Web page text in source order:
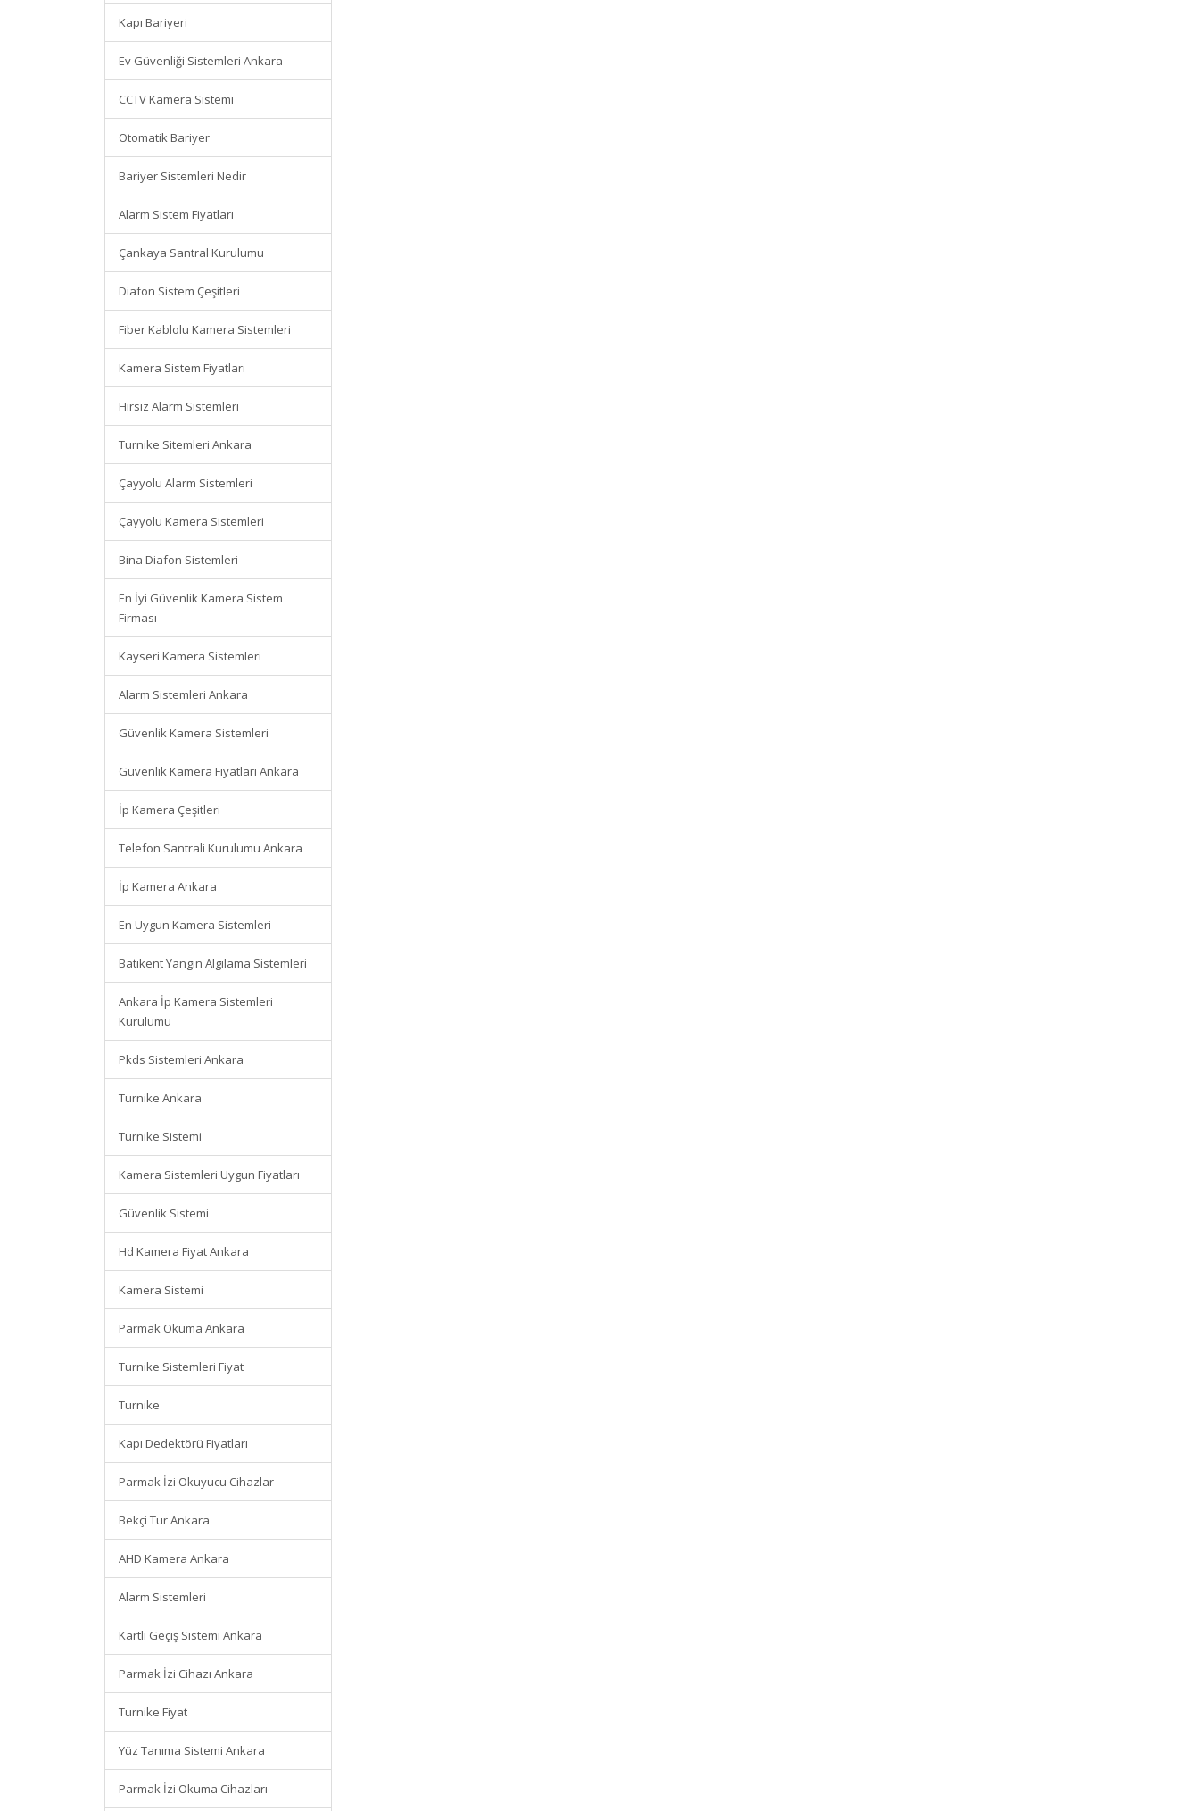
Kapı Bariyeri
Ev Güvenliği Sistemleri Ankara
CCTV Kamera Sistemi
Otomatik Bariyer
Bariyer Sistemleri Nedir
Alarm Sistem Fiyatları
Çankaya Santral Kurulumu
Diafon Sistem Çeşitleri
Fiber Kablolu Kamera Sistemleri
Kamera Sistem Fiyatları
Hırsız Alarm Sistemleri
Turnike Sitemleri Ankara
Çayyolu Alarm Sistemleri
Çayyolu Kamera Sistemleri
Bina Diafon Sistemleri
En İyi Güvenlik Kamera Sistem
Firması
Kayseri Kamera Sistemleri
Alarm Sistemleri Ankara
Güvenlik Kamera Sistemleri
Güvenlik Kamera Fiyatları Ankara
İp Kamera Çeşitleri
Telefon Santrali Kurulumu Ankara
İp Kamera Ankara
En Uygun Kamera Sistemleri
Batıkent Yangın Algılama Sistemleri
Ankara İp Kamera Sistemleri
Kurulumu
Pkds Sistemleri Ankara
Turnike Ankara
Turnike Sistemi
Kamera Sistemleri Uygun Fiyatları
Güvenlik Sistemi
Hd Kamera Fiyat Ankara
Kamera Sistemi
Parmak Okuma Ankara
Turnike Sistemleri Fiyat
Turnike
Kapı Dedektörü Fiyatları
Parmak İzi Okuyucu Cihazlar
Bekçi Tur Ankara
AHD Kamera Ankara
Alarm Sistemleri
Kartlı Geçiş Sistemi Ankara
Parmak İzi Cihazı Ankara
Turnike Fiyat
Yüz Tanıma Sistemi Ankara
Parmak İzi Okuma Cihazları